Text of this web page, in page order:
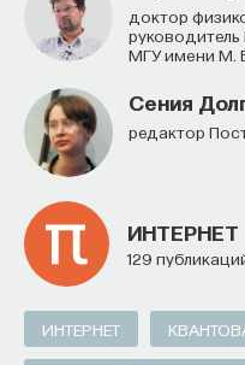
доктор физико-математических наук, научный
МГУ имени М.
Сения
редактор
ИНТЕРНЕТ
129
ИНТЕРНЕТ